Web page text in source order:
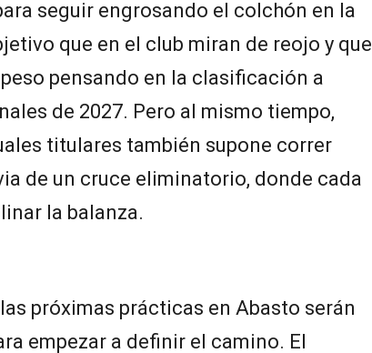
seguir engrosando el colchón en la
que en el club miran de reojo y que
pensando en la clasificación a
de 2027. Pero al mismo tiempo,
titulares también supone correr
de un cruce eliminatorio, donde cada
la balanza.
próximas prácticas en Abasto serán
empezar a definir el camino. El